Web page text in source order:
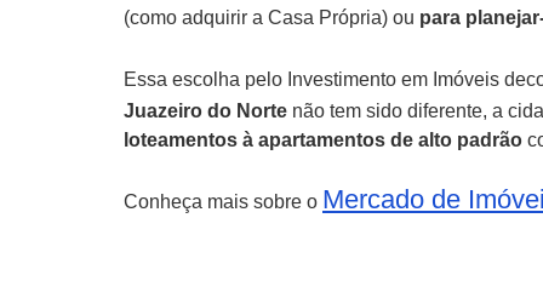
(como adquirir a Casa Própria) ou para
Essa escolha pelo Investimento em Imóveis
Juazeiro do Norte não tem sido diferente, a
loteamentos à apartamentos de alto padrão
Conheça mais sobre o Mercado de